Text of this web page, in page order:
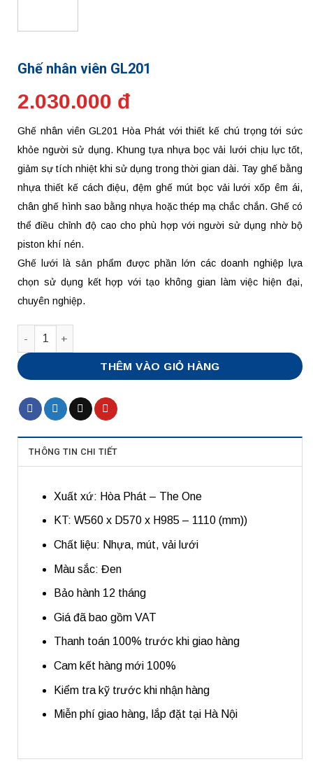
Ghế nhân viên GL201
2.030.000 đ
Ghế nhân viên GL201 Hòa Phát với thiết kế chú trọng tới sức
khỏe người sử dụng. Khung tựa nhựa bọc vải lưới chịu lực tốt,
giảm sự tích nhiệt khi sử dụng trong thời gian dài. Tay ghế bằng
nhựa thiết kế cách điệu, đệm ghế mút bọc vải lưới xốp êm ái,
chân ghế hình sao bằng nhựa hoặc thép mạ chắc chắn. Ghế có
thể điều chỉnh độ cao cho phù hợp với người sử dụng nhờ bộ
piston khí nén.
Ghế lưới là sản phẩm được phần lớn các doanh nghiệp lựa
chọn sử dụng kết hợp với tạo không gian làm việc hiện đại,
chuyên nghiệp.
Số lượng
THÊM VÀO GIỎ HÀNG
THÔNG TIN CHI TIẾT
Xuất xứ: Hòa Phát – The One
KT: W560 x D570 x H985 – 1110 (mm))
Chất liệu: Nhựa, mút, vải lưới
Màu sắc: Đen
Bảo hành 12 tháng
Giá đã bao gồm VAT
Thanh toán 100% trước khi giao hàng
Cam kết hàng mới 100%
Kiểm tra kỹ trước khi nhận hàng
Miễn phí giao hàng, lắp đặt tại Hà Nội